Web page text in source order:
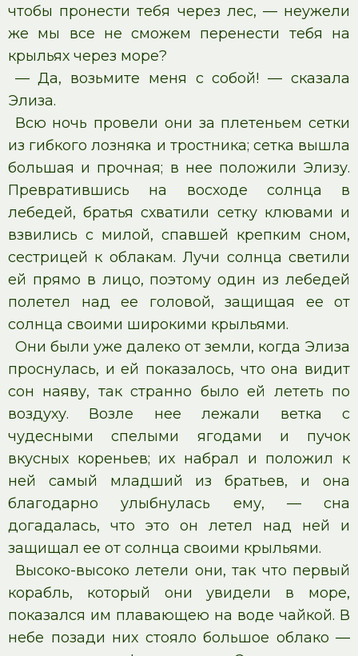
чтобы пронести тебя через лес, — неужели
же мы все не сможем перенести тебя на
крыльях через море?
— Да, возьмите меня с собой! — сказала
Элиза.
Всю ночь провели они за плетеньем сетки
из гибкого лозняка и тростника; сетка вышла
большая и прочная; в нее положили Элизу.
Превратившись на восходе солнца в
лебедей, братья схватили сетку клювами и
взвились с милой, спавшей крепким сном,
сестрицей к облакам. Лучи солнца светили
ей прямо в лицо, поэтому один из лебедей
полетел над ее головой, защищая ее от
солнца своими широкими крыльями.
Они были уже далеко от земли, когда Элиза
проснулась, и ей показалось, что она видит
сон наяву, так странно было ей лететь по
воздуху. Возле нее лежали ветка с
чудесными спелыми ягодами и пучок
вкусных кореньев; их набрал и положил к
ней самый младший из братьев, и она
благодарно улыбнулась ему, — сна
догадалась, что это он летел над ней и
защищал ее от солнца своими крыльями.
Высоко-высоко летели они, так что первый
корабль, который они увидели в море,
показался им плавающею на воде чайкой. В
небе позади них стояло большое облако —